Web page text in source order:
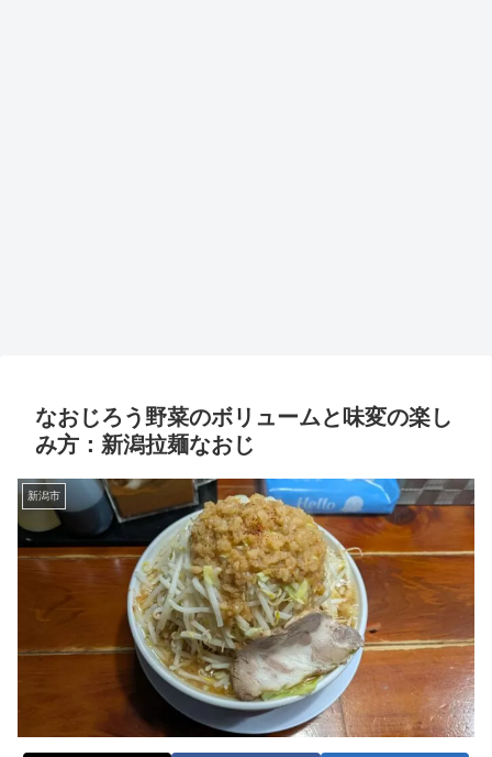
なおじろう野菜のボリュームと味変の楽し
み方：新潟拉麺なおじ
新潟市